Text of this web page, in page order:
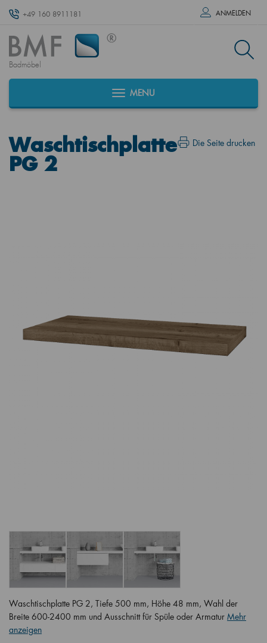
+49 160 8911181 ANMELDEN
Badmöbel
MENU
Die Seite drucken
Waschtischplatte
PG 2
Waschtischplatte PG 2, Tiefe 500 mm, Höhe 48 mm, Wahl der
Breite 600-2400 mm und Ausschnitt für Spüle oder Armatur Mehr
anzeigen